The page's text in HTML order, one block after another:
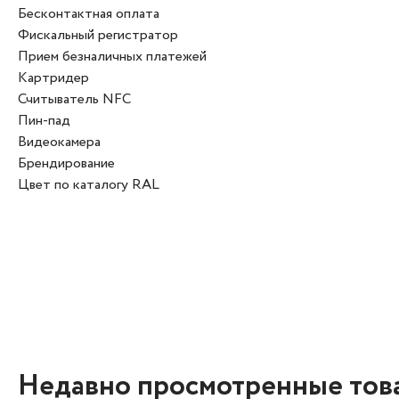
Бесконтактная оплата
Фискальный регистратор
Прием безналичных платежей
Картридер
Считыватель NFC
Пин-пад
Видеокамера
Брендирование
Цвет по каталогу RAL
Недавно просмотренные